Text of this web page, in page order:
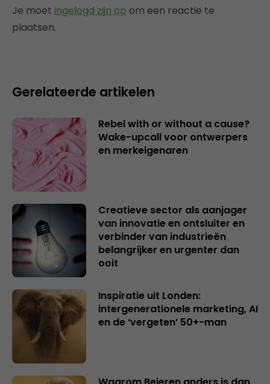
Je moet ingelogd zijn op om een reactie te
plaatsen.
Gerelateerde artikelen
Rebel with or without a cause?
Wake-upcall voor ontwerpers
en merkeigenaren
Creatieve sector als aanjager
van innovatie en ontsluiter en
verbinder van industrieën
belangrijker en urgenter dan
ooit
Inspiratie uit Londen:
intergenerationele marketing, AI
en de ‘vergeten’ 50+-man